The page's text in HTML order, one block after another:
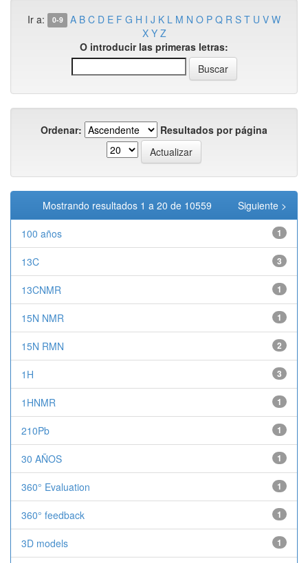
Ir a: 0-9 A B C D E F G H I J K L M N O P Q R S T U V W
X Y Z
O introducir las primeras letras:
Ordenar: Resultados por página
Mostrando resultados 1 a 20 de 10559 Siguiente >
100 años 1
13C 3
13CNMR 1
15N NMR 1
15N RMN 2
1H 3
1HNMR 1
210Pb 1
30 AÑOS 1
360° Evaluation 1
360° feedback 1
3D models 1